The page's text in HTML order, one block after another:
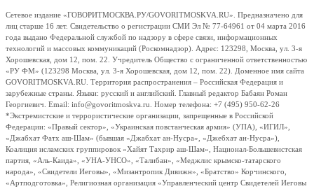
Сетевое издание «ГОВОРИТМОСКВА.РУ/GOVORITMOSKVA.RU». Предназначено для
лиц старше 16 лет. Свидетельство о регистрации СМИ Эл № 77-64961 от 04 марта 2016
года выдано Федеральной службой по надзору в сфере связи, информационных
технологий и массовых коммуникаций (Роскомнадзор). Адрес: 123298, Москва, ул. 3-я
Хорошевская, дом 12, пом. 22. Учредитель Общество с ограниченной ответственностью
«РУ ФМ» (123298 Москва, ул. 3-я Хорошевская, дом 12, пом. 22). Доменное имя сайта
GOVORITMOSKVA.RU. Территория распространения – Российская Федерация и
зарубежные страны. Языки: русский и английский. Главный редактор Бабаян Роман
Георгиевич. Email: info@govoritmoskva.ru. Номер телефона: +7 (495) 950-62-26
*Экстремистские и террористические организации, запрещенные в Российской
Федерации: «Правый сектор», «Украинская повстанческая армия» (УПА), «ИГИЛ»,
«Джабхат Фатх аш-Шам» (бывшая «Джабхат ан-Нусра», «Джебхат ан-Нусра»),
Коалиция исламских группировок «Хайят Тахрир аш-Шам», Национал-Большевистская
партия, «Аль-Каида», «УНА-УНСО», «Талибан», «Меджлис крымско-татарского
народа», «Свидетели Иеговы», «Мизантропик Дивижн», «Братство» Корчинского,
«Артподготовка», Религиозная организация «Управленческий центр Свидетелей Иеговы